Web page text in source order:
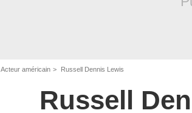
Acteur américain Russell Dennis Lewis
Russell